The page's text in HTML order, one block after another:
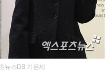
뉴스DB 기은세